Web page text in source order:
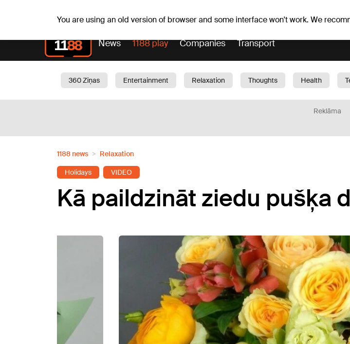
You are using an old version of browser and some interface won't work. We
News 1188 play Companies Transport
360 Ziņas Entertainment Relaxation Thoughts Health
Reklāma
1188 news Relaxation
Holidays VIDEO
Kā paildzināt ziedu pušķa